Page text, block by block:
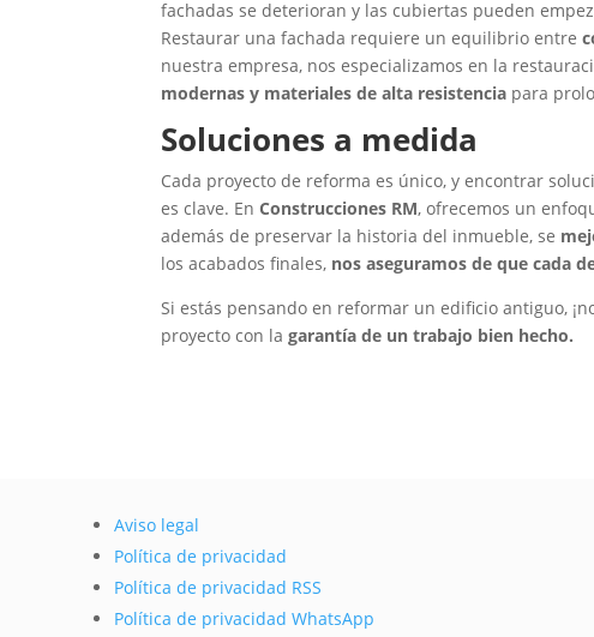
fachadas se deterioran y las cubiertas pueden
Restaurar una fachada requiere un equilibrio entre
nuestra empresa, nos especializamos en la
modernas y materiales de alta resistencia para
Soluciones a medida
Cada proyecto de reforma es único, y encontrar
es clave. EnConstrucciones RM, ofrecemos un
además de preservar la historia del inmueble, se
los acabados finales, nos aseguramos de que cada
Si estás pensando en reformar un edificio antiguo,
proyecto con lagarantía de un trabajo bien hecho.
Aviso legal
Política de privacidad
Política de privacidad RSS
Política de privacidad WhatsApp